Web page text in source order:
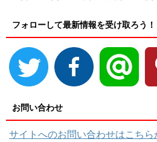
フォローして最新情報を受け取ろう！
お問い合わせ
サイトへのお問い合わせはこちら